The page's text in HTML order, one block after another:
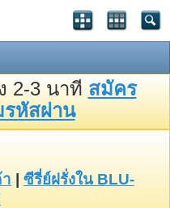
2-3 นาที สมัคร
รหัสผ่าน
ซีรี่ย์ฝรั่งใน BLU-